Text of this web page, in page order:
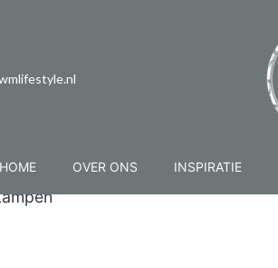
HOME OVER ONS INSPIRATIE